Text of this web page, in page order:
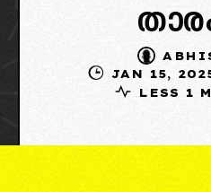
JAN
LESS 1